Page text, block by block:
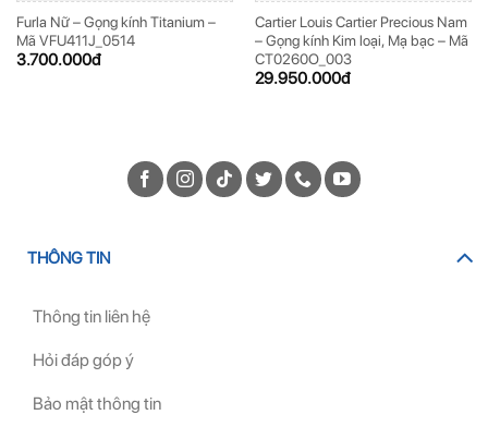
Furla Nữ – Gọng kính Titanium –
Mã VFU411J_0514
3.700.000đ
Cartier Louis Cartier Precious Nam
– Gọng kính Kim loại, Mạ bạc – Mã
CT0260O_003
29.950.000đ
THÔNG TIN
Thông tin liên hệ
Hỏi đáp góp ý
Bảo mật thông tin